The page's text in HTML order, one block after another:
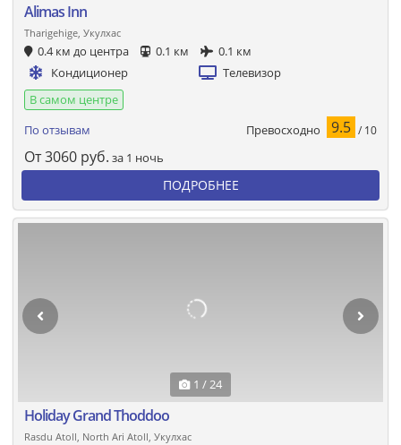
Alimas Inn
Tharigehige, Укулхас
0.4 км до центра 0.1 км
0.1 км
Кондиционер
Телевизор
В самом центре
По отзывам
Превосходно 9.5 / 10
От3060 руб. за 1 ночь
ПОДРОБНЕЕ
1 / 24
Holiday Grand Thoddoo
Rasdu Atoll, North Ari Atoll, Укулхас